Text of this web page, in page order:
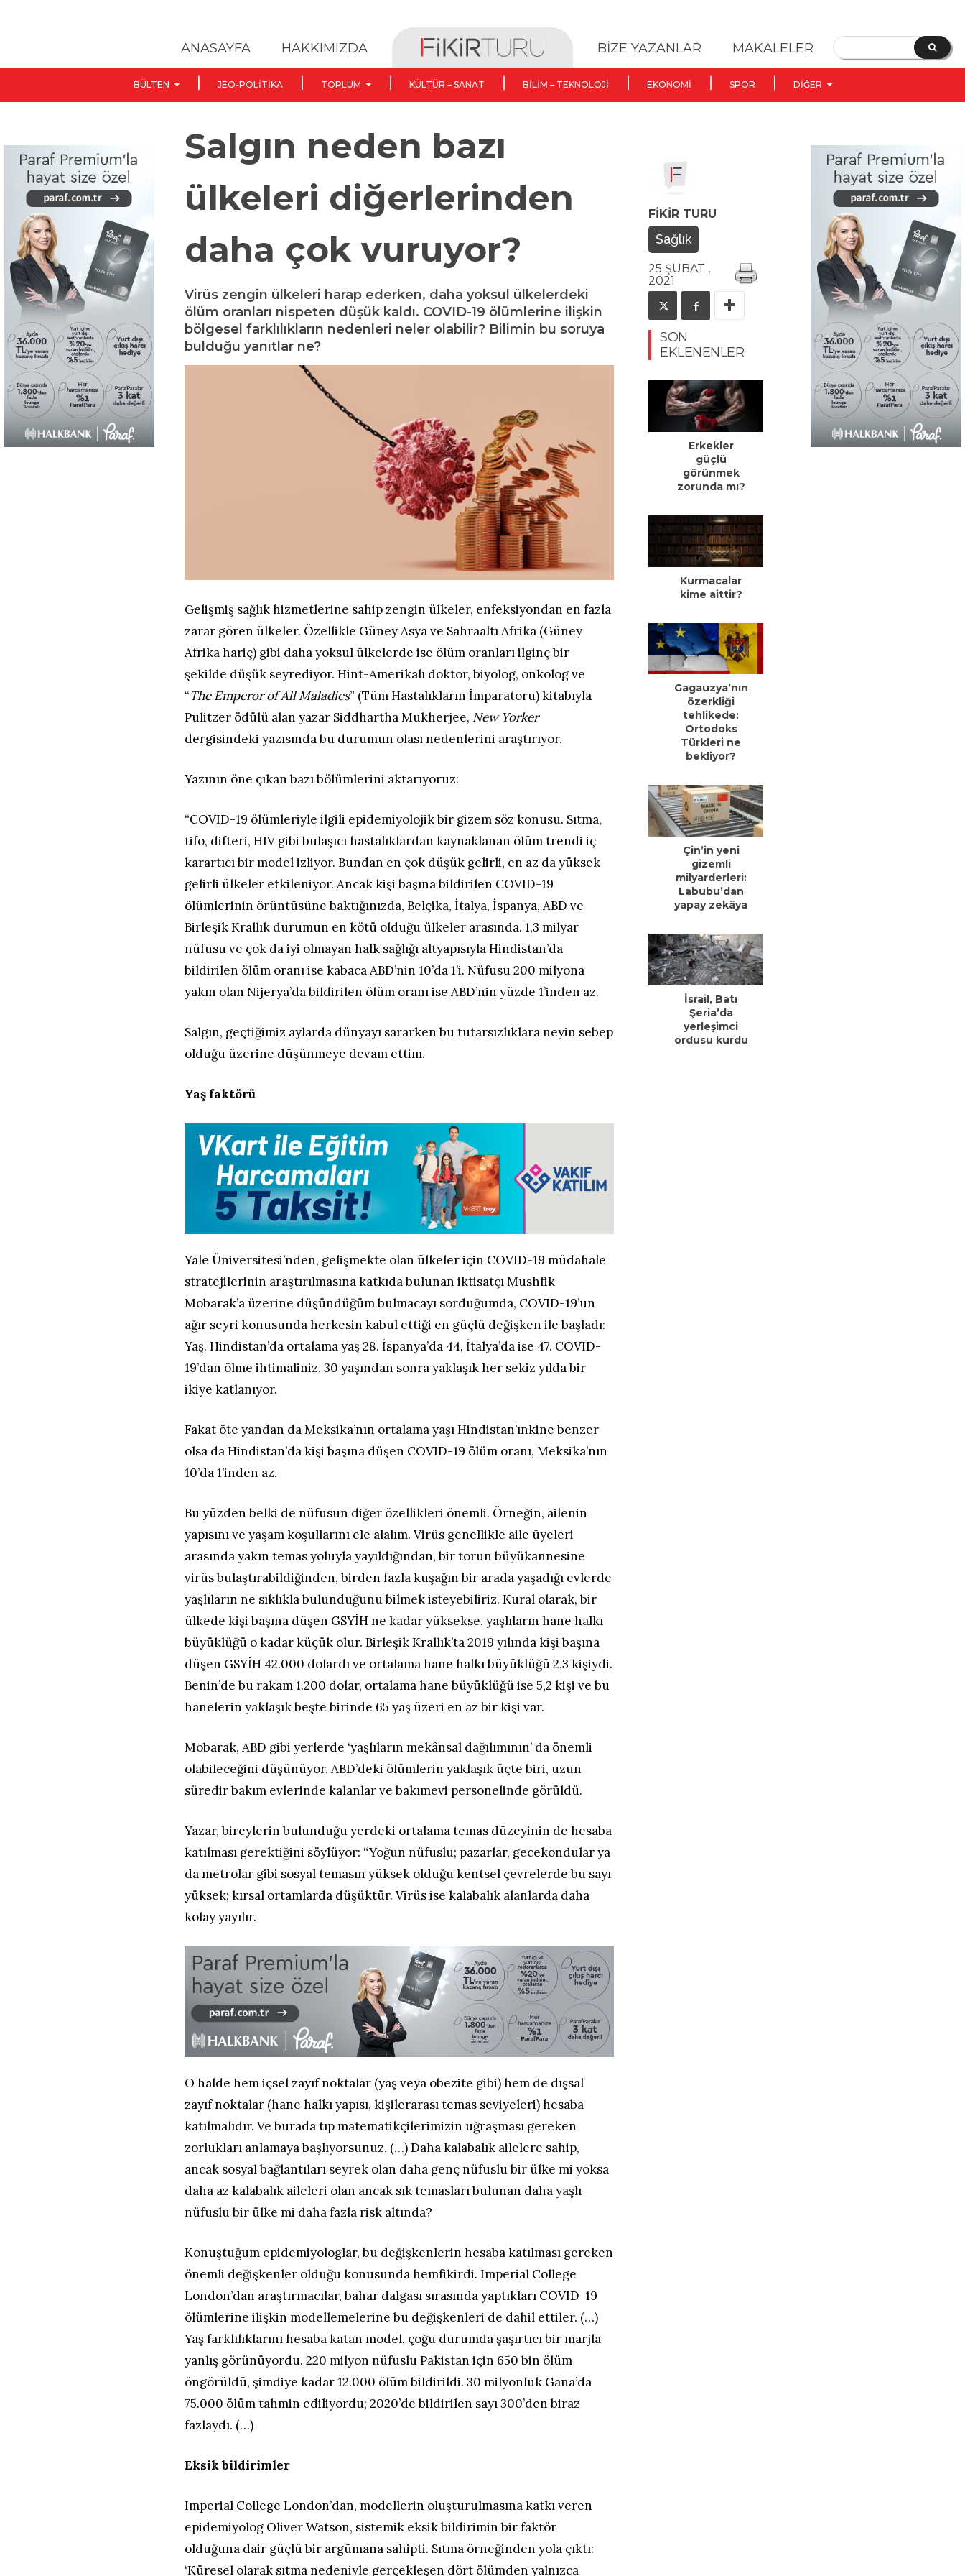
ANASAYFA HAKKIMIZDA BİZE YAZANLAR MAKALELER
BÜLTEN JEO-POLITIKA TOPLUM KÜLTÜR – SANAT BILIM – TEKNOLOJI EKONOMI SPOR DIĞER
Salgın neden bazı
ülkeleri diğerlerinden
daha çok vuruyor?
Virüs zengin ülkeleri harap ederken, daha yoksul ülkelerdeki
ölüm oranları nispeten düşük kaldı. COVID-19 ölümlerine ilişkin
bölgesel farklılıkların nedenleri neler olabilir? Bilimin bu soruya
bulduğu yanıtlar ne?
Gelişmiş sağlık hizmetlerine sahip zengin ülkeler, enfeksiyondan en fazla
zarar gören ülkeler. Özellikle Güney Asya ve Sahraaltı Afrika (Güney
Afrika hariç) gibi daha yoksul ülkelerde ise ölüm oranları ilginç bir
şekilde düşük seyrediyor. Hint-Amerikalı doktor, biyolog, onkolog ve
“The Emperor of All Maladies” (Tüm Hastalıkların İmparatoru) kitabıyla
Pulitzer ödülü alan yazar Siddhartha Mukherjee, New Yorker
dergisindeki yazısında bu durumun olası nedenlerini araştırıyor.
Yazının öne çıkan bazı bölümlerini aktarıyoruz:
“COVID-19 ölümleriyle ilgili epidemiyolojik bir gizem söz konusu. Sıtma,
tifo, difteri, HIV gibi bulaşıcı hastalıklardan kaynaklanan ölüm trendi iç
karartıcı bir model izliyor. Bundan en çok düşük gelirli, en az da yüksek
gelirli ülkeler etkileniyor. Ancak kişi başına bildirilen COVID-19
ölümlerinin örüntüsüne baktığınızda, Belçika, İtalya, İspanya, ABD ve
Birleşik Krallık durumun en kötü olduğu ülkeler arasında. 1,3 milyar
nüfusu ve çok da iyi olmayan halk sağlığı altyapısıyla Hindistan’da
bildirilen ölüm oranı ise kabaca ABD’nin 10’da 1’i. Nüfusu 200 milyona
yakın olan Nijerya’da bildirilen ölüm oranı ise ABD’nin yüzde 1’inden az.
Salgın, geçtiğimiz aylarda dünyayı sararken bu tutarsızlıklara neyin sebep
olduğu üzerine düşünmeye devam ettim.
Yaş faktörü
Yale Üniversitesi’nden, gelişmekte olan ülkeler için COVID-19 müdahale
stratejilerinin araştırılmasına katkıda bulunan iktisatçı Mushfik
Mobarak’a üzerine düşündüğüm bulmacayı sorduğumda, COVID-19’un
ağır seyri konusunda herkesin kabul ettiği en güçlü değişken ile başladı:
Yaş. Hindistan’da ortalama yaş 28. İspanya’da 44, İtalya’da ise 47. COVID-
19’dan ölme ihtimaliniz, 30 yaşından sonra yaklaşık her sekiz yılda bir
ikiye katlanıyor.
Fakat öte yandan da Meksika’nın ortalama yaşı Hindistan’ınkine benzer
olsa da Hindistan’da kişi başına düşen COVID-19 ölüm oranı, Meksika’nın
10’da 1’inden az.
Bu yüzden belki de nüfusun diğer özellikleri önemli. Örneğin, ailenin
yapısını ve yaşam koşullarını ele alalım. Virüs genellikle aile üyeleri
arasında yakın temas yoluyla yayıldığından, bir torun büyükannesine
virüs bulaştırabildiğinden, birden fazla kuşağın bir arada yaşadığı evlerde
yaşlıların ne sıklıkla bulunduğunu bilmek isteyebiliriz. Kural olarak, bir
ülkede kişi başına düşen GSYİH ne kadar yüksekse, yaşlıların hane halkı
büyüklüğü o kadar küçük olur. Birleşik Krallık’ta 2019 yılında kişi başına
düşen GSYİH 42.000 dolardı ve ortalama hane halkı büyüklüğü 2,3 kişiydi.
Benin’de bu rakam 1.200 dolar, ortalama hane büyüklüğü ise 5,2 kişi ve bu
hanelerin yaklaşık beşte birinde 65 yaş üzeri en az bir kişi var.
Mobarak, ABD gibi yerlerde ‘yaşlıların mekânsal dağılımının’ da önemli
olabileceğini düşünüyor. ABD’deki ölümlerin yaklaşık üçte biri, uzun
süredir bakım evlerinde kalanlar ve bakımevi personelinde görüldü.
Yazar, bireylerin bulunduğu yerdeki ortalama temas düzeyinin de hesaba
katılması gerektiğini söylüyor: “Yoğun nüfuslu; pazarlar, gecekondular ya
da metrolar gibi sosyal temasın yüksek olduğu kentsel çevrelerde bu sayı
yüksek; kırsal ortamlarda düşüktür. Virüs ise kalabalık alanlarda daha
kolay yayılır.
O halde hem içsel zayıf noktalar (yaş veya obezite gibi) hem de dışsal
zayıf noktalar (hane halkı yapısı, kişilerarası temas seviyeleri) hesaba
katılmalıdır. Ve burada tıp matematikçilerimizin uğraşması gereken
zorlukları anlamaya başlıyorsunuz. (…) Daha kalabalık ailelere sahip,
ancak sosyal bağlantıları seyrek olan daha genç nüfuslu bir ülke mi yoksa
daha az kalabalık aileleri olan ancak sık temasları bulunan daha yaşlı
nüfuslu bir ülke mi daha fazla risk altında?
Konuştuğum epidemiyologlar, bu değişkenlerin hesaba katılması gereken
önemli değişkenler olduğu konusunda hemfikirdi. Imperial College
London’dan araştırmacılar, bahar dalgası sırasında yaptıkları COVID-19
ölümlerine ilişkin modellemelerine bu değişkenleri de dahil ettiler. (…)
Yaş farklılıklarını hesaba katan model, çoğu durumda şaşırtıcı bir marjla
yanlış görünüyordu. 220 milyon nüfuslu Pakistan için 650 bin ölüm
öngörüldü, şimdiye kadar 12.000 ölüm bildirildi. 30 milyonluk Gana’da
75.000 ölüm tahmin ediliyordu; 2020’de bildirilen sayı 300’den biraz
fazlaydı. (…)
Eksik bildirimler
Imperial College London’dan, modellerin oluşturulmasına katkı veren
epidemiyolog Oliver Watson, sistemik eksik bildirimin bir faktör
olduğuna dair güçlü bir argümana sahipti. Sıtma örneğinden yola çıktı:
‘Küresel olarak sıtma nedeniyle gerçekleşen dört ölümden yalnızca
FIKIR TURU
Sağlık
25 ŞUBAT ,
2021
SON
EKLENENLER
Erkekler
güçlü
görünmek
zorunda mı?
Kurmacalar
kime aittir?
Gagauzya’nın
özerkliği
tehlikede:
Ortodoks
Türkleri ne
bekliyor?
Çin’in yeni
gizemli
milyarderleri:
Labubu’dan
yapay zekâya
İsrail, Batı
Şeria’da
yerleşimci
ordusu kurdu